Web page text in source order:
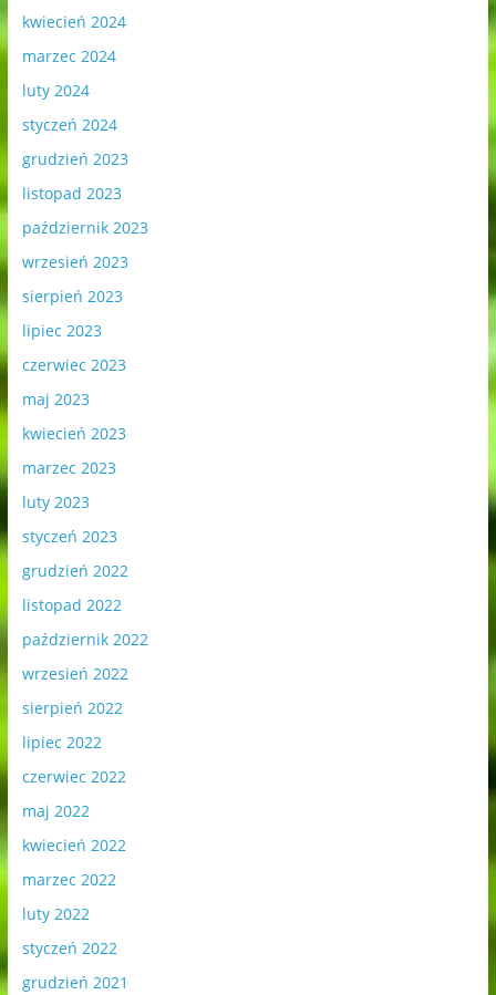
kwiecień 2024
marzec 2024
luty 2024
styczeń 2024
grudzień 2023
listopad 2023
październik 2023
wrzesień 2023
sierpień 2023
lipiec 2023
czerwiec 2023
maj 2023
kwiecień 2023
marzec 2023
luty 2023
styczeń 2023
grudzień 2022
listopad 2022
październik 2022
wrzesień 2022
sierpień 2022
lipiec 2022
czerwiec 2022
maj 2022
kwiecień 2022
marzec 2022
luty 2022
styczeń 2022
grudzień 2021